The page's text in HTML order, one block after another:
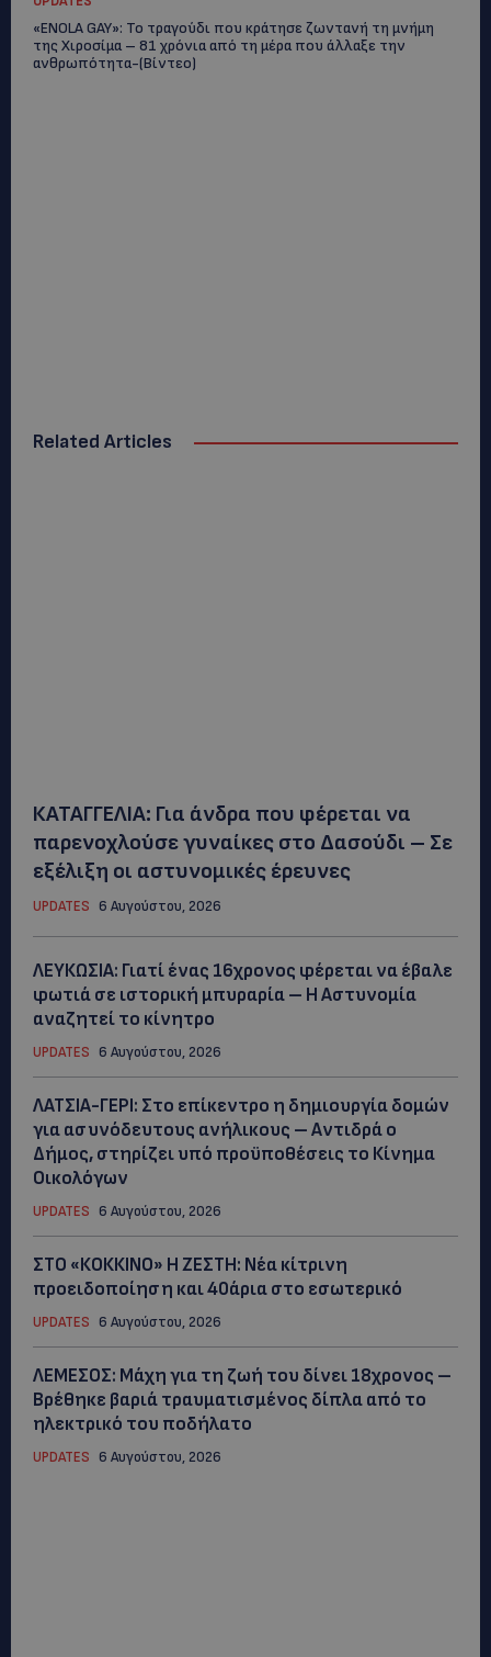
«ENOLA GAY»: Το τραγούδι που κράτησε ζωντανή τη μνήμη
της Χιροσίμα – 81 χρόνια από τη μέρα που άλλαξε την
ανθρωπότητα-(Bίντεο)
Related Articles
ΚΑΤΑΓΓΕΛΙΑ: Για άνδρα που φέρεται να
παρενοχλούσε γυναίκες στο Δασούδι – Σε
εξέλιξη οι αστυνομικές έρευνες
UPDATES 6 Αυγούστου, 2026
ΛΕΥΚΩΣΙΑ: Γιατί ένας 16χρονος φέρεται να έβαλε
φωτιά σε ιστορική μπυραρία – Η Αστυνομία
αναζητεί το κίνητρο
UPDATES 6 Αυγούστου, 2026
ΛΑΤΣΙΑ-ΓΕΡΙ: Στο επίκεντρο η δημιουργία δομών
για ασυνόδευτους ανήλικους – Αντιδρά ο
Δήμος, στηρίζει υπό προϋποθέσεις το Κίνημα
Οικολόγων
UPDATES 6 Αυγούστου, 2026
ΣΤΟ «ΚΟΚΚΙΝΟ» Η ΖΕΣΤΗ: Νέα κίτρινη
προειδοποίηση και 40άρια στο εσωτερικό
UPDATES 6 Αυγούστου, 2026
ΛΕΜΕΣΟΣ: Μάχη για τη ζωή του δίνει 18χρονος –
Βρέθηκε βαριά τραυματισμένος δίπλα από το
ηλεκτρικό του ποδήλατο
UPDATES 6 Αυγούστου, 2026